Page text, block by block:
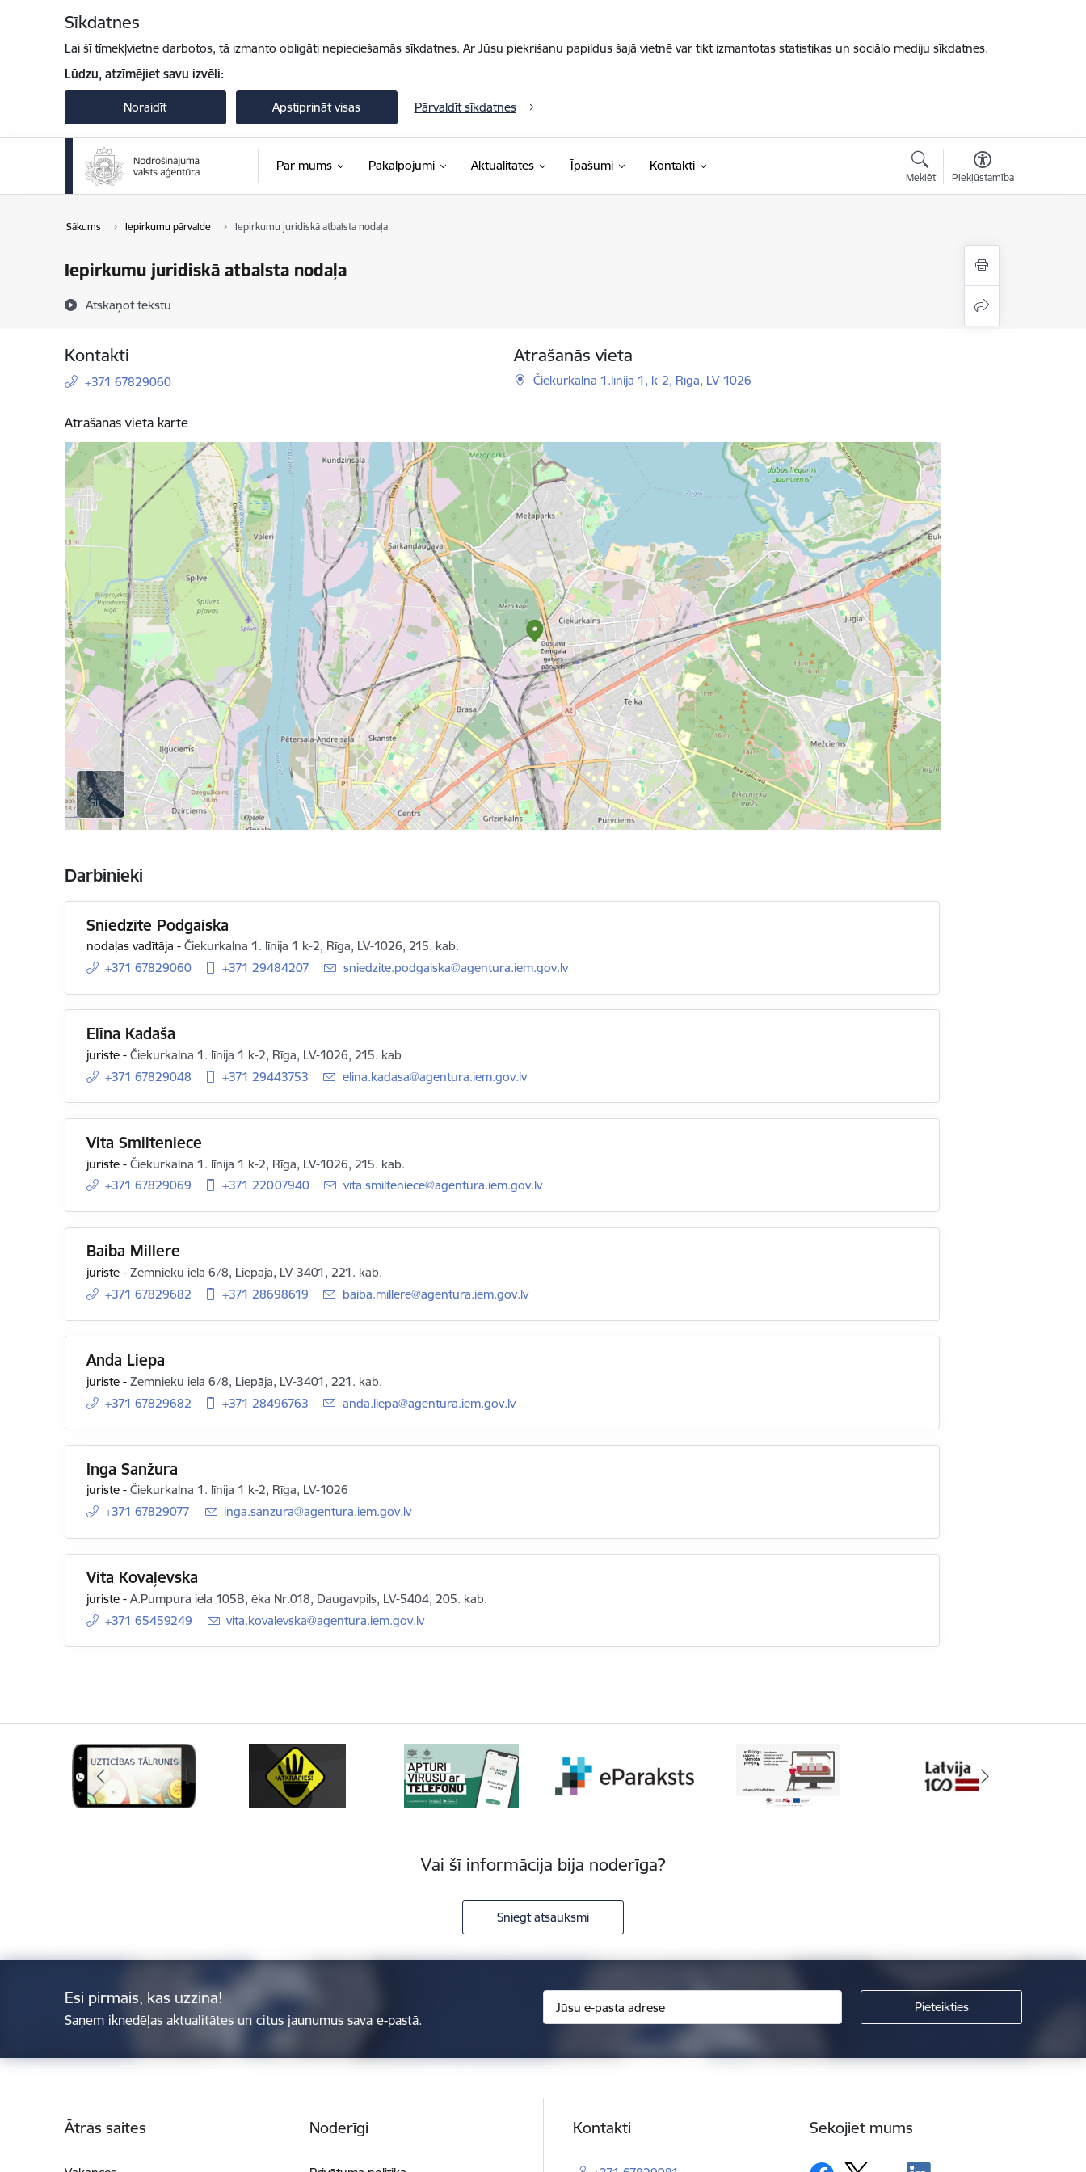
Sīkdatnes
Lai šī tīmekļvietne darbotos, tā izmanto obligāti nepieciešamās sīkdatnes. Ar Jūsu piekrišanu papildus šajā vietnē var tikt izmantotas statistikas un sociālo mediju sīkdatnes.
Lūdzu, atzīmējiet savu izvēli:
Noraidīt Apstiprināt visas Pārvaldīt sīkdatnes
Par mums Pakalpojumi Aktualitātes Īpašumi Kontakti
Meklēt Piekļūstamība
Sākums Iepirkumu pārvalde Iepirkumu juridiskā atbalsta nodaļa
Iepirkumu juridiskā atbalsta nodaļa
Atskaņot tekstu
Kontakti
+371 67829060
Atrašanās vieta
Čiekurkalna 1.līnija 1, k-2, Rīga, LV-1026
Atrašanās vieta kartē
Darbinieki
Sniedzīte Podgaiska
nodaļas vadītāja - Čiekurkalna 1. līnija 1 k-2, Rīga, LV-1026, 215. kab.
+371 67829060
+371 29484207 E-pasts:
sniedzite.podgaiska@agentura.iem.gov.lv
Elīna Kadaša
juriste - Čiekurkalna 1. līnija 1 k-2, Rīga, LV-1026, 215. kab
+371 67829048
+371 29443753 E-pasts:
elina.kadasa@agentura.iem.gov.lv
Vita Smilteniece
juriste - Čiekurkalna 1. līnija 1 k-2, Rīga, LV-1026, 215. kab.
+371 67829069
+371 22007940 E-pasts:
vita.smilteniece@agentura.iem.gov.lv
Baiba Millere
juriste - Zemnieku iela 6/8, Liepāja, LV-3401, 221. kab.
+371 67829682
+371 28698619 E-pasts:
baiba.millere@agentura.iem.gov.lv
Anda Liepa
juriste - Zemnieku iela 6/8, Liepāja, LV-3401, 221. kab.
+371 67829682
+371 28496763 E-pasts:
anda.liepa@agentura.iem.gov.lv
Inga Sanžura
juriste - Čiekurkalna 1. līnija 1 k-2, Rīga, LV-1026
+371 67829077
E-pasts:
inga.sanzura@agentura.iem.gov.lv
Vita Kovaļevska
juriste - A.Pumpura iela 105B, ēka Nr.018, Daugavpils, LV-5404, 205. kab.
+371 65459249
E-pasts:
vita.kovalevska@agentura.iem.gov.lv
Vai šī informācija bija noderīga?
Sniegt atsauksmi
Esi pirmais, kas uzzina!
Saņem iknedēļas aktualitātes un citus jaunumus sava e-pastā.
Ātrās saites Noderīgi Kontakti Sekojiet mums